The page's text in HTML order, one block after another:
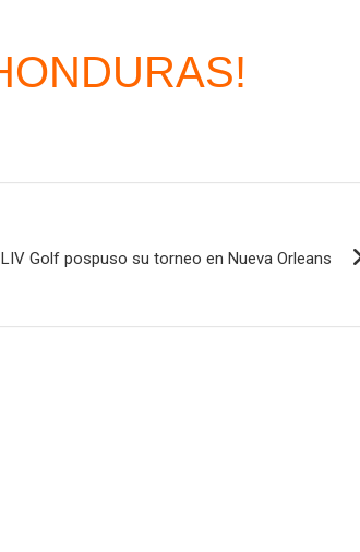
LIV Golf pospuso su torneo en Nueva Orleans